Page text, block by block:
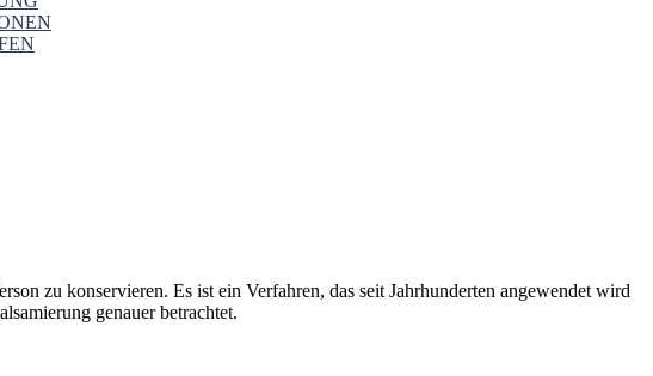
zu konservieren. Es ist ein Verfahren, das seit Jahrhunderten angewendet wird
genauer betrachtet.